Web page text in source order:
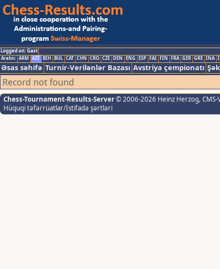
Logged on: Gast
Arabic ARM AZE BIH BUL CAT CHN CRO CZE DEN ENG ESP FAI FIN FRA GER GRE INA
Əsas səhifə Turnir-Verilənlər Bazası Avstriya çempionatı
Record not found
Chess-Tournament-Results-Server© 2006-2026 Heinz Herzog,
Hüquqi təfərrüatlar/İstifadə şərtləri